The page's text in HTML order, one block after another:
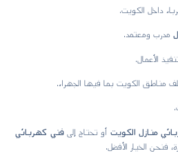
الكويت.
ومعتمد.
الأعمال.
الكويت بما فيها الجهراء.
منازل الكويتأو تحتاج إلى فني كهربائي
الخيار الأفضل.